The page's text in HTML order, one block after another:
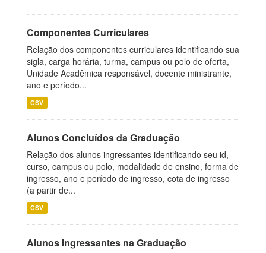
Componentes Curriculares
Relação dos componentes curriculares identificando sua
sigla, carga horária, turma, campus ou polo de oferta,
Unidade Acadêmica responsável, docente ministrante,
ano e período...
CSV
Alunos Concluídos da Graduação
Relação dos alunos ingressantes identificando seu id,
curso, campus ou polo, modalidade de ensino, forma de
ingresso, ano e período de ingresso, cota de ingresso
(a partir de...
CSV
Alunos Ingressantes na Graduação